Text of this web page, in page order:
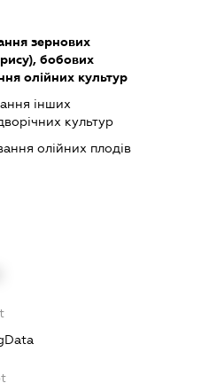
зернових
бобових
олійних культур
інших
культур
олійних плодів